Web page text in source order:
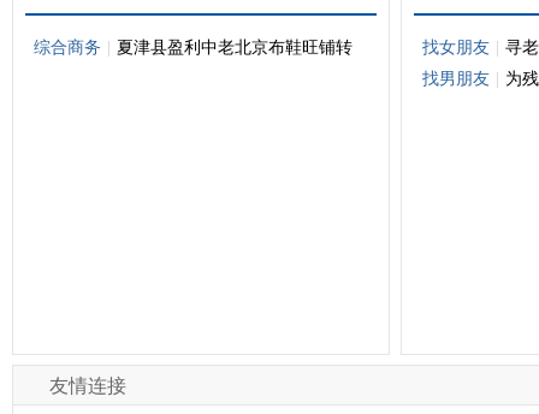
综合商务 夏津县盈利中老北京布鞋旺铺转 找女朋友
寻
找男朋友
为
友情连接